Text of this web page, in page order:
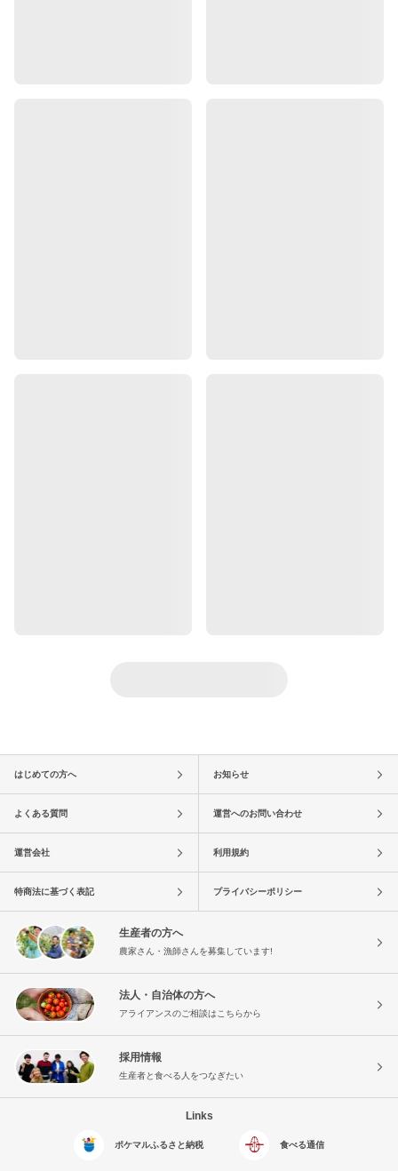
はじめての方へ お知らせ
よくある質問 運営へのお問い合わせ
運営会社 利用規約
特商法に基づく表記 プライバシーポリシー
生産者の方へ
農家さん・漁師さんを募集しています!
法人・自治体の方へ
アライアンスのご相談はこちらから
採用情報
生産者と食べる人をつなぎたい
Links
ポケマルふるさと納税 食べる通信